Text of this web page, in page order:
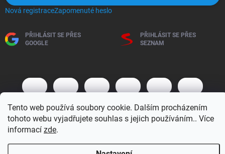
Tento web používá soubory cookie. Dalším procházením
tohoto webu vyjadřujete souhlas s jejich používáním.. Více
informací zde.
Nová registraceZapomenuté heslo
PŘIHLÁSIT SE PŘES
GOOGLE
PŘIHLÁSIT SE PŘES
SEZNAM
Copyright 2026BM MOTO s.r.o.. Všechna práva vyhrazena.Upravit